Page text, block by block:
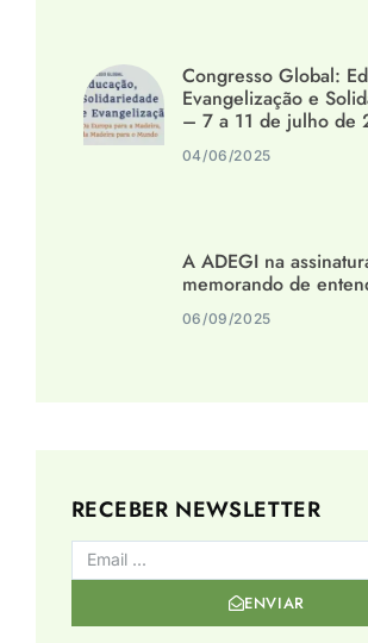
Congresso Global:
Evangelização e
– 7 a 11 de julho de
04/06/2025
A ADEGI na
memorando de
06/09/2025
RECEBER NEWSLETTER
ENVIAR